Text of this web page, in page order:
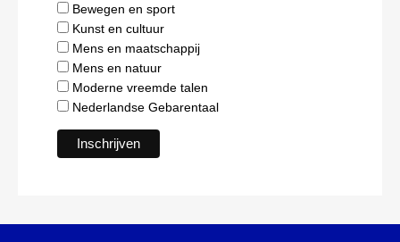
Bewegen en sport
Kunst en cultuur
Mens en maatschappij
Mens en natuur
Moderne vreemde talen
Nederlandse Gebarentaal